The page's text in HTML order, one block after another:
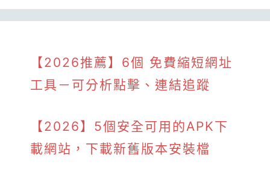
【2026推薦】6個 免費縮短網址
工具－可分析點擊、連結追蹤
【2026】5個安全可用的APK下
載網站，下載新舊版本安裝檔